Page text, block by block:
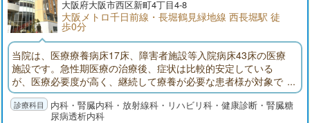
大阪府大阪市西区新町4丁目4-8
大阪メトロ千日前線・長堀鶴見緑地線 西長堀駅 徒
歩0分
当院は、医療療養病床17床、障害者施設等入院病床43床の医療
施設です。急性期医療の治療後、症状は比較的安定している
が、医療必要度が高く、継続して療養が必要な患者様が対象で
す。また、透析患者様の長期入院については、長年の経験と実
績を持っております。
内科・腎臓内科・放射線科・リハビリ科・健康診断・腎臓糖
尿病透析内科